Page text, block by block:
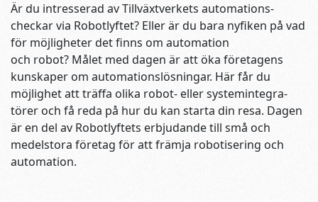
Är du intresserad av Tillväxt­verkets automa­tions­
checkar via Robotlyftet? Eller är du bara nyfiken på vad
för möjligheter det finns om automation
och robot? Målet med dagen är att öka företagens
kunskaper om automa­tions­lös­ningar. Här får du
möjlighet att träffa olika robot- eller syste­min­teg­ra­
törer och få reda på hur du kan starta din resa. Dagen
är en del av Robot­lyftets erbjudande till små och
medelstora företag för att främja roboti­sering och
automation.